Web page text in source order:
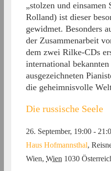
„stolzen und
Rolland) ist dieser
gewidmet. Besonders
der Zusammenarbeit
dem zwei Rilke-CDs
international
ausgezeichneten
die geheimnisvolle
Die russische Seele
26. September, 19:00 -
Haus Hofmannsthal,
Wien, Wien 1030